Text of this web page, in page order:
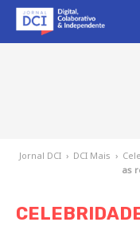
Jornal DCI › DCI Mais ›
as